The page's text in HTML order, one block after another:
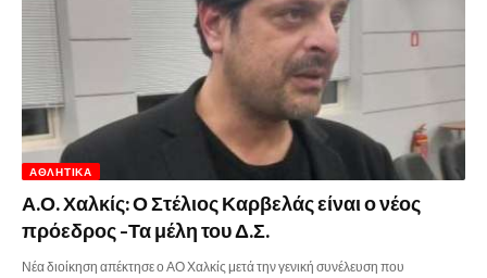
ΑΘΛΗΤΙΚΆ
Α.Ο. Χαλκίς: Ο Στέλιος Καρβελάς είναι ο νέος
πρόεδρος -Τα μέλη του Δ.Σ.
Νέα διοίκηση απέκτησε ο ΑΟ Χαλκίς μετά την γενική συνέλευση που